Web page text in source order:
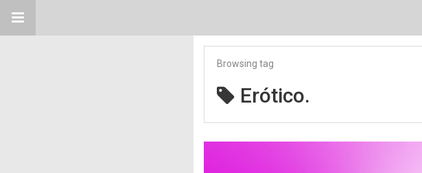
Browsing tag
Erótico.